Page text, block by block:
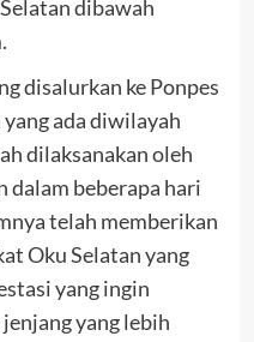
dibawah
disalurkan ke Ponpes
ada diwilayah
dilaksanakan oleh
dalam beberapa hari
telah memberikan
Oku Selatan yang
yang ingin
yang lebih